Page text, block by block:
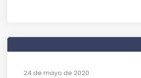
24 de mayo de 2020